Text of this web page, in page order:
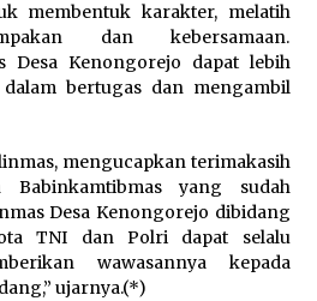
Kebugaran Petugas, Lapas
I Tangerang Gelar Cek
Gratis dan Skrining TB
Malut Dorong
Hak Cipta Musik di Era
Sosialisasikan Pencatatan
dan Penguatan Royalti
membentuk karakter, melatih
dan kebersamaan.
Desa Kenongorejo dapat lebih
bertugas dan mengambil
mengucapkan terimakasih
Babinkamtibmas yang sudah
Desa Kenongorejo dibidang
TNI dan Polri dapat selalu
wawasannya kepada
ujarnya.(*)